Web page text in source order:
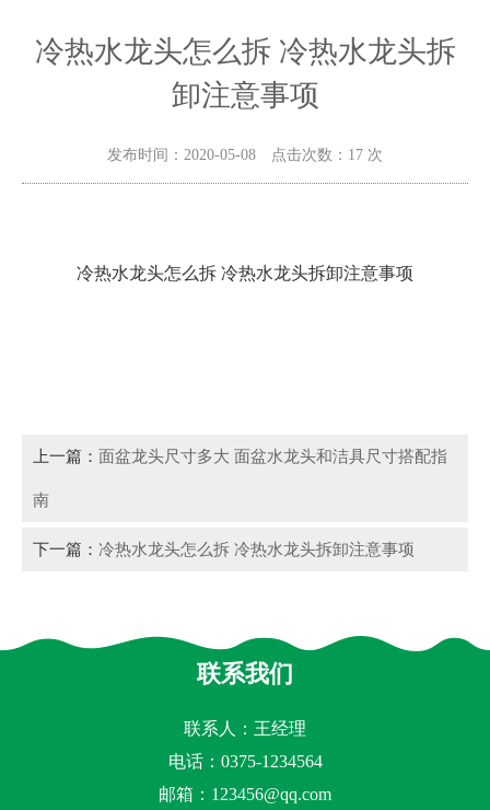
冷热水龙头怎么拆 冷热水龙头拆
卸注意事项
发布时间：2020-05-08 点击次数：17 次
冷热水龙头怎么拆 冷热水龙头拆卸注意事项
上一篇： 面盆龙头尺寸多大 面盆水龙头和洁具尺寸搭配指
南
下一篇： 冷热水龙头怎么拆 冷热水龙头拆卸注意事项
联系我们
联系人：王经理
电话：0375-1234564
邮箱： 123456@qq.com